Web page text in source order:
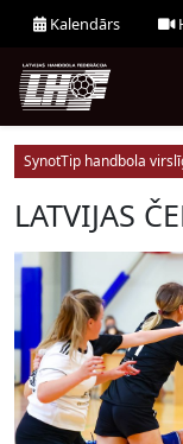
Kalendārs
SynotTip handbola
LATVIJAS